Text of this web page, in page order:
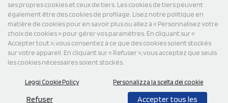
ses propres cookies et ceux de tiers. Les cookies de tiers peuvent
également être des cookies de profilage. Lisez notre politique en
matière de cookies pour en savoir plus ou allez à « Personnalisez votre
choix de cookies » pour gérer vos paramètres. En cliquant sur «
Accepter tout », vous consentez à ce que des cookies soient stockés
sur votre appareil. En cliquant sur « Refuser », vous acceptez que seuls
les cookies nécessaires soient stockés.
Leggi Cookie Policy Personalizza la scelta dei cookie
Refuser Accepter tous les
Expéditions
© 2026 StampaSi s.r.l. TOUS DROITS RÉSERVÉS - TVA
FR13922807334